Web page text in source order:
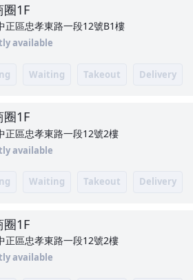
圈1F
正區忠孝東路一段12號B1樓
available
Waiting Takeout Delivery
圈1F
正區忠孝東路一段12號2樓
available
Waiting Takeout Delivery
圈1F
正區忠孝東路一段12號2樓
available